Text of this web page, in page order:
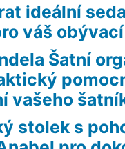
ideální
váš
Šatní
vašeho
stolek s